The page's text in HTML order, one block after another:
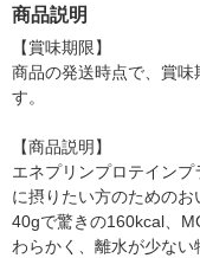
シ） オリジナル
商品説明
【賞味期限】
商品の発送時点で、賞
す。
【商品説明】
エネプリンプロテイン
に摂りたい方のための
40gで驚きの160kcal、
わらかく、離水が少な